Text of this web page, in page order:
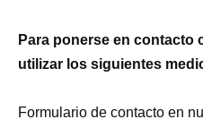
Para ponerse en contacto
utilizar los siguientes
Formulario de contacto en